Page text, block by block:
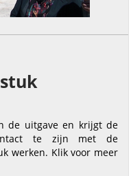
de uitgave en krijgt de
te zijn met de
werken. Klik voor meer